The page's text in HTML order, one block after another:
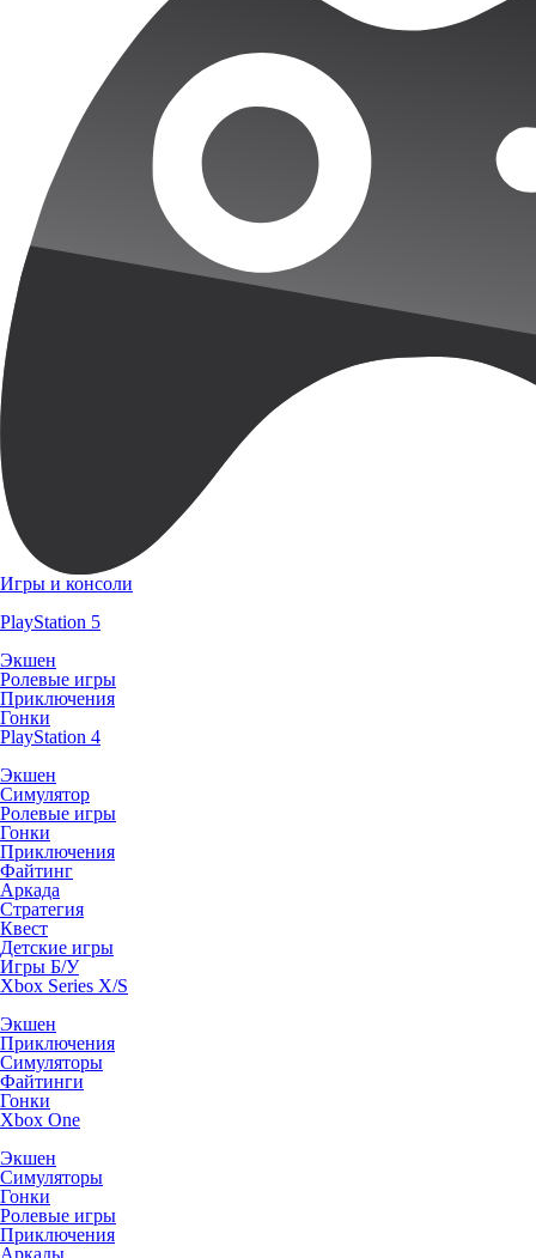
Игры и консоли
PlayStation 5
Экшен
Ролевые игры
Приключения
Гонки
PlayStation 4
Экшен
Симулятор
Ролевые игры
Гонки
Приключения
Файтинг
Аркада
Стратегия
Квест
Детские игры
Игры Б/У
Xbox Series X/S
Экшен
Приключения
Симуляторы
Файтинги
Гонки
Xbox One
Экшен
Симуляторы
Гонки
Ролевые игры
Приключения
Аркады